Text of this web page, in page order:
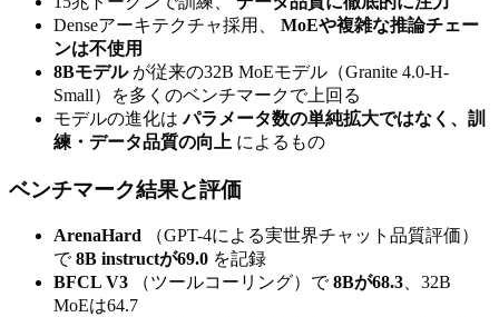
Denseアーキテクチャ採用、 MoEや複雑な推論チェー
ンは不使用
8Bモデルが従来の32B MoEモデル（Granite 4.0-H-
Small）を多くのベンチマークで上回る
モデルの進化はパラメータ数の単純拡大ではなく、訓
練・データ品質の向上 によるもの
ベンチマーク結果と評価
ArenaHard （GPT-4による実世界チャット品質評価）
で8B instructが69.0 を記録
BFCL V3 （ツールコーリング）で8Bが68.3 、32B
MoEは64.7